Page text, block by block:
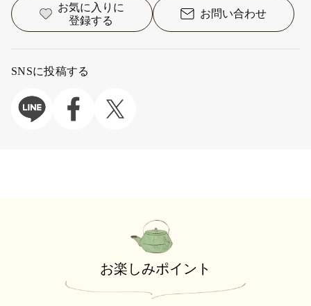
お気に入りに
登録する
お問い合わせ
SNSに投稿する
お楽しみポイント